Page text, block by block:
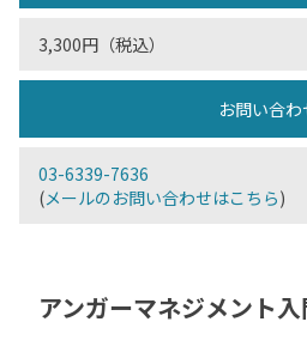
3,300円（税込）
お問い合わ
03-6339-7636
(メールのお問い合わせはこちら)
アンガーマネジメント